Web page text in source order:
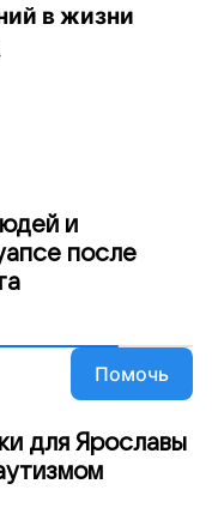
в жизни
и
после
Помочь
для Ярославы